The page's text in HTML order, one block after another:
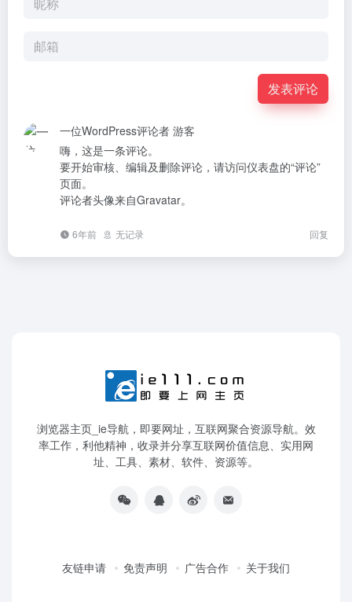
发表评论
一位WordPress评论者 游客
嗨，这是一条评论。
要开始审核、编辑及删除评论，请访问仪表盘的“评论”
页面。
评论者头像来自Gravatar。
6年前 无记录 回复
浏览器主页_ie导航，即要网址，互联网聚合资源导航。效
率工作，利他精神，收录并分享互联网价值信息、实用网
址、工具、素材、软件、资源等。
友链申请 免责声明 广告合作 关于我们